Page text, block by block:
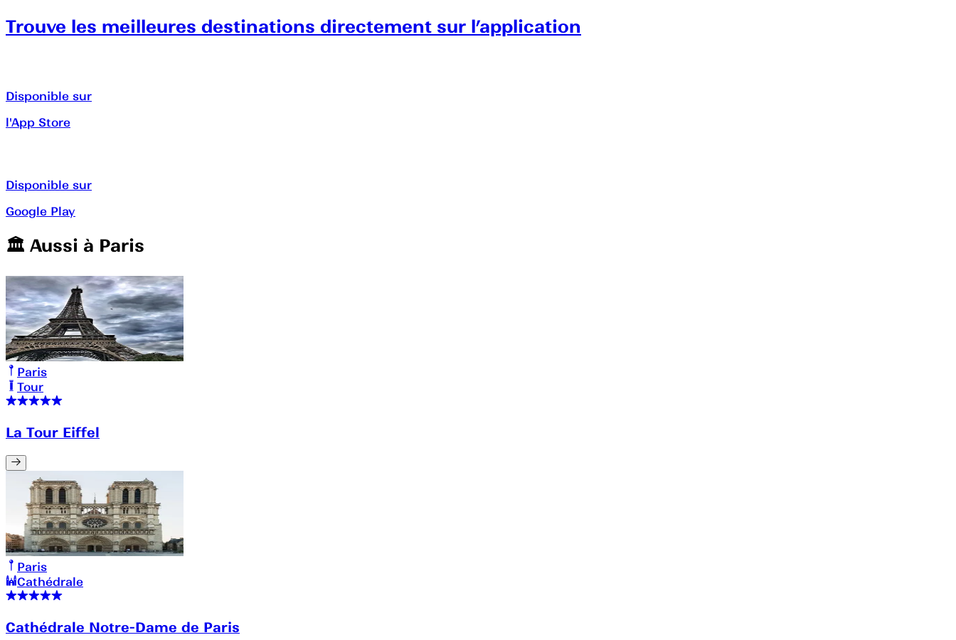
Trouve les meilleures destinations directement sur l’application
Disponible sur
l'App Store
Disponible sur
Google Play
🏛️️ Aussi à Paris
Paris
Tour
La Tour Eiffel
Paris
Cathédrale
Cathédrale Notre-Dame de Paris